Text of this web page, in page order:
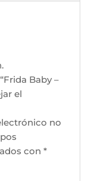
Baby –
el
no
con *